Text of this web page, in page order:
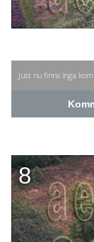
Just nu finns inga
8